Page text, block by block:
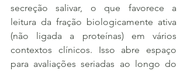
secreção salivar, o que favorece a
leitura da fração biologicamente ativa
(não ligada a proteínas) em vários
contextos clínicos. Isso abre espaço
para avaliações seriadas ao longo do